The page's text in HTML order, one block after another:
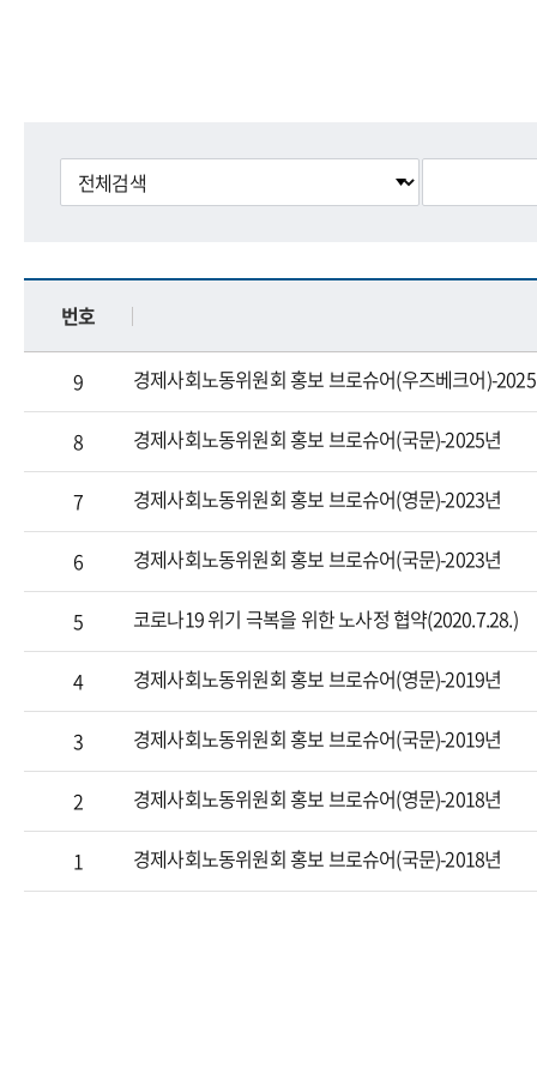
번호
9 경제사회노동위원회 홍보 브로슈어(우즈베크어)-
8 경제사회노동위원회 홍보 브로슈어(국문)-2025년
7 경제사회노동위원회 홍보 브로슈어(영문)-2023년
6 경제사회노동위원회 홍보 브로슈어(국문)-2023년
5 코로나19 위기 극복을 위한 노사정 협약(2020.7.28.)
4 경제사회노동위원회 홍보 브로슈어(영문)-2019년
3 경제사회노동위원회 홍보 브로슈어(국문)-2019년
2 경제사회노동위원회 홍보 브로슈어(영문)-2018년
1 경제사회노동위원회 홍보 브로슈어(국문)-2018년